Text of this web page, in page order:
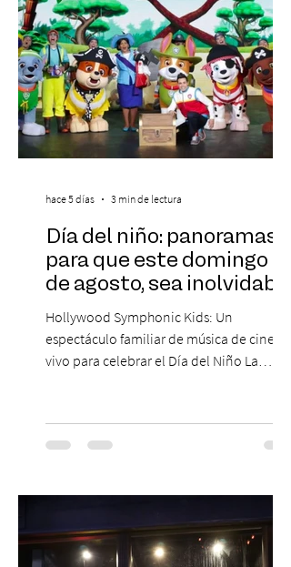
Día del niño: panoramas
para que este domingo 09
de agosto, sea inolvidable
Hollywood Symphonic Kids: Un
espectáculo familiar de música de cine en
vivo para celebrar el Día del Niño La
musical única e inolvidable con motivo del
Día del Niño. El espectáculo Hollywood
de todos los tiempos en un concierto en
sinfónica en pleno, coro y una
sorprendente puesta en escena pensada
hace 5 días 3 min de lectura